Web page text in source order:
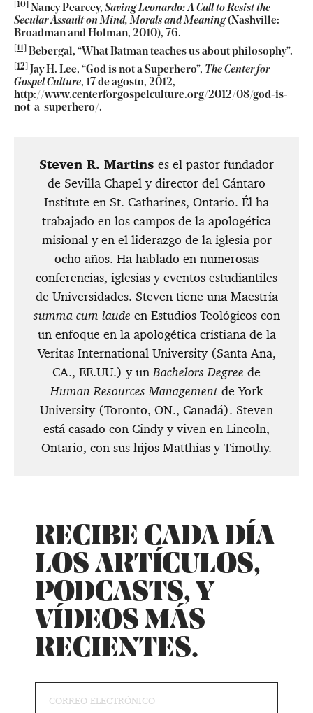
[10] Nancy Pearcey, Saving Leonardo: A Call to Resist the
Secular Assault on Mind, Morals and Meaning(Nashville:
Broadman and Holman, 2010), 76.
[11] Bebergal, “What Batman teaches us about philosophy”.
[12] Jay H. Lee, “God is not a Superhero”, The Center for
Gospel Culture, 17 de agosto, 2012,
http://www.centerforgospelculture.org/2012/08/god-is-
not-a-superhero/.
Steven R. Martins es el pastor fundador
de Sevilla Chapel y director del Cántaro
Institute en St. Catharines, Ontario. Él ha
trabajado en los campos de la apologética
misional y en el liderazgo de la iglesia por
ocho años. Ha hablado en numerosas
conferencias, iglesias y eventos estudiantiles
de Universidades. Steven tiene una Maestría
summa cum laude en Estudios Teológicos con
un enfoque en la apologética cristiana de la
Veritas International University (Santa Ana,
CA., EE.UU.) y unBachelors Degree de
Human Resources Management de York
University (Toronto, ON., Canadá). Steven
está casado con Cindy y viven en Lincoln,
Ontario, con sus hijos Matthias y Timothy.
RECIBE CADA DÍA
LOS ARTÍCULOS,
PODCASTS, Y
VÍDEOS MÁS
RECIENTES.